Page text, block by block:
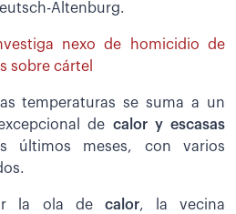
Altenburg.
nexo de homicidio de
sobre cártel
temperaturas se suma a un
de calor y escasas
últimos meses, con varios
la ola de calor, la vecina